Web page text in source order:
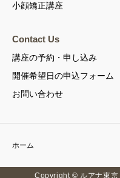
小顔矯正講座
Contact Us
講座の予約・申し込み
開催希望日の申込フォーム
お問い合わせ
ホーム
Copyright © ルアナ東